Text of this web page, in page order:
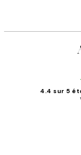
4.4 sur 5